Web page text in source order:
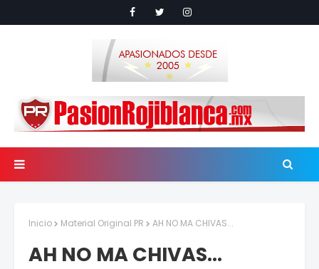
Inicio Material Original PR AH NO MA CHIVAS...
AH NO MA CHIVAS...